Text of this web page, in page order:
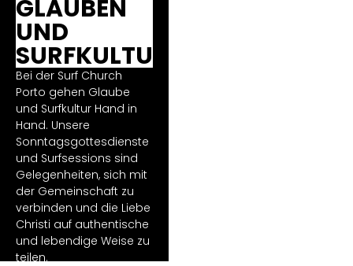
GLAUBEN
UND
SURFKULTUR
Bei der Surf Church
Porto gehen Glaube
und Surfkultur Hand in
Hand. Unsere
Sonntagsgottesdienste
und Surfsessions sind
Gelegenheiten, sich mit
der Gemeinschaft zu
verbinden und die Liebe
Christi auf authentische
und lebendige Weise zu
teilen.